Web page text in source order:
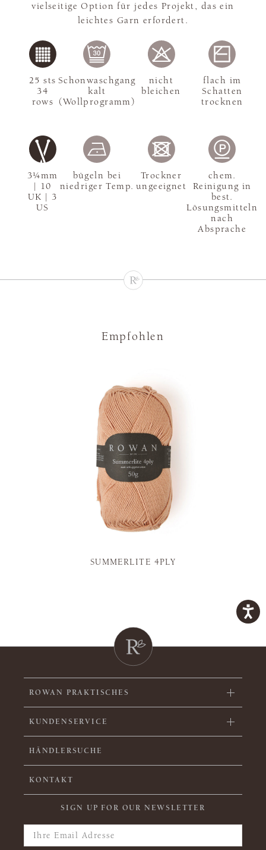
vielseitige Option für jedes Projekt, das ein
leichtes Garn erfordert.
3¼mm
| 10
UK | 3
US
25 sts
34
rows
Schonwaschgang
kalt
(Wollprogramm)
nicht
bleichen
flach im
Schatten
trocknen
bügeln bei
niedriger Temp.
Trockner
ungeeignet
chem.
Reinigung in
best.
Lösungsmitteln
nach
Absprache
Empfohlen
SUMMERLITE 4PLY
ROWAN PRAKTISCHES
KUNDENSERVICE
HÄNDLERSUCHE
KONTAKT
SIGN UP FOR OUR NEWSLETTER